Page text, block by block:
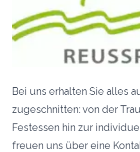
Bei uns erhalten Sie alles
zugeschnitten: von der
Festessen hin zur
freuen uns über eine